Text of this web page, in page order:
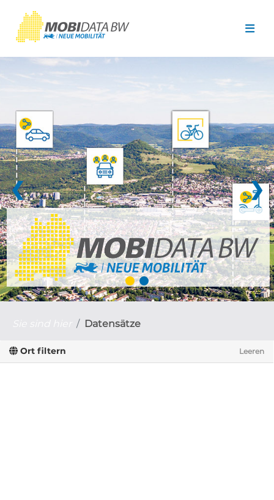
❮ ❯
Datensätze
Ort filtern Leeren